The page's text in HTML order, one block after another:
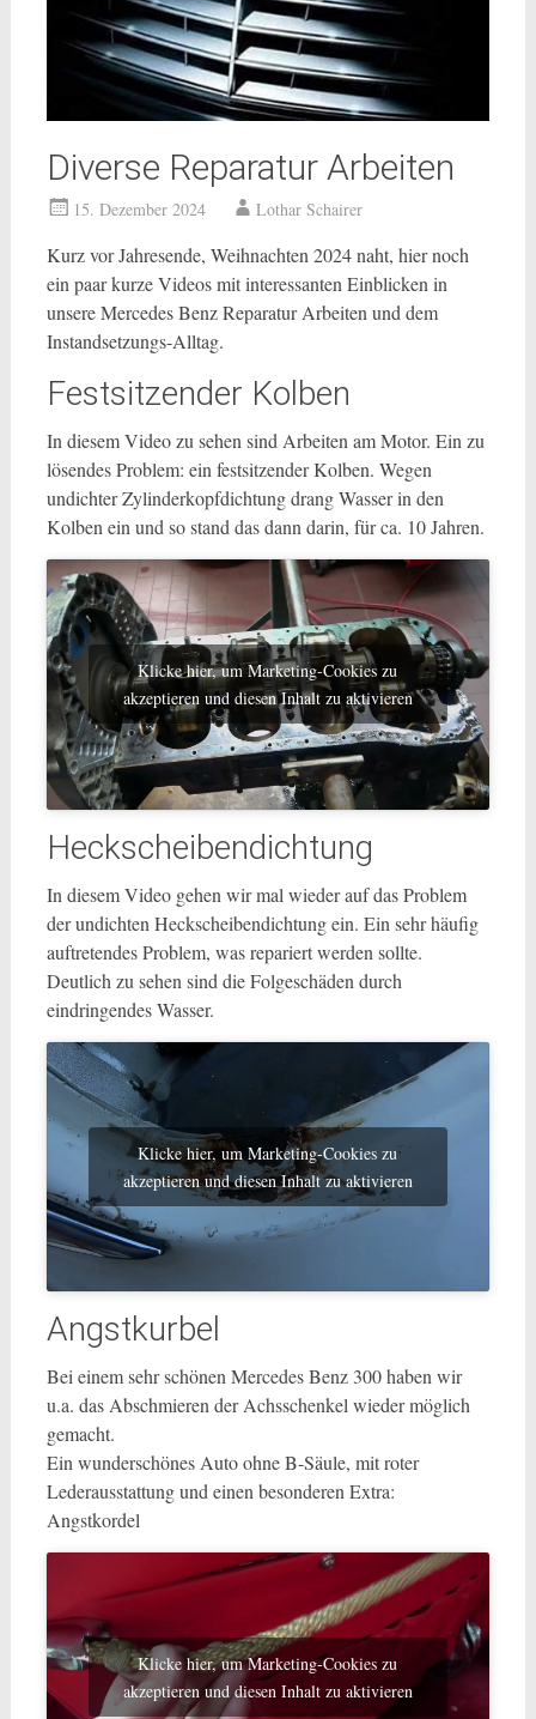
Diverse Reparatur Arbeiten
15. Dezember 2024 Lothar Schairer
Kurz vor Jahresende, Weihnachten 2024 naht, hier noch
ein paar kurze Videos mit interessanten Einblicken in
unsere Mercedes Benz Reparatur Arbeiten und dem
Instandsetzungs-Alltag.
Festsitzender Kolben
In diesem Video zu sehen sind Arbeiten am Motor. Ein zu
lösendes Problem: ein festsitzender Kolben. Wegen
undichter Zylinderkopfdichtung drang Wasser in den
Kolben ein und so stand das dann darin, für ca. 10 Jahren.
Klicke hier, um Marketing-Cookies zu
akzeptieren und diesen Inhalt zu aktivieren
Heckscheibendichtung
In diesem Video gehen wir mal wieder auf das Problem
der undichten Heckscheibendichtung ein. Ein sehr häufig
auftretendes Problem, was repariert werden sollte.
Deutlich zu sehen sind die Folgeschäden durch
eindringendes Wasser.
Klicke hier, um Marketing-Cookies zu
akzeptieren und diesen Inhalt zu aktivieren
Angstkurbel
Bei einem sehr schönen Mercedes Benz 300 haben wir
u.a. das Abschmieren der Achsschenkel wieder möglich
gemacht.
Ein wunderschönes Auto ohne B-Säule, mit roter
Lederausstattung und einen besonderen Extra:
Angstkordel
Klicke hier, um Marketing-Cookies zu
akzeptieren und diesen Inhalt zu aktivieren